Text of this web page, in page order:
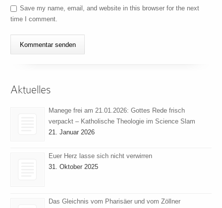
Save my name, email, and website in this browser for the next
time I comment.
Aktuelles
Manege frei am 21.01.2026: Gottes Rede frisch
verpackt – Katholische Theologie im Science Slam
21. Januar 2026
Euer Herz lasse sich nicht verwirren
31. Oktober 2025
Das Gleichnis vom Pharisäer und vom Zöllner